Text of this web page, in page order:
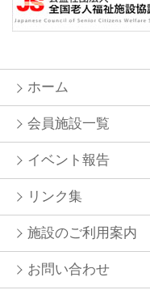
ホーム
会員施設一覧
イベント報告
リンク集
施設のご利用案内
お問い合わせ